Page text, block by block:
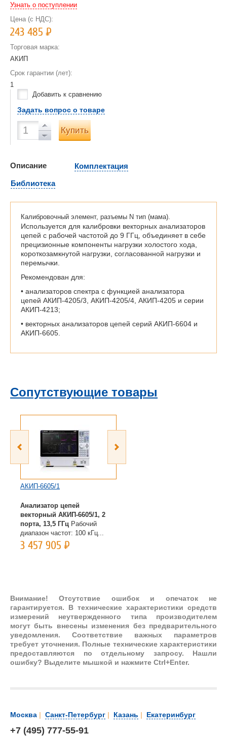
Узнать о поступлении
Цена (с НДС):
243 485Р
Торговая марка:
АКИП
Срок гарантии (лет):
1
Добавить к сравнению
Задать вопрос о товаре
Купить
Описание
Комплектация
Библиотека
Калибровочный элемент, разъемы N тип (мама).
Используется для калибровки векторных анализаторов
цепей с рабочей частотой до 9 ГГц, объединяет в себе
прецизионные компоненты нагрузки холостого хода,
короткозамкнутой нагрузки, согласованной нагрузки и
перемычки.
Рекомендован для:
• анализаторов спектра с функцией анализатора
цепей АКИП-4205/3, АКИП-4205/4, АКИП-4205 и серии
АКИП-4213;
• векторных анализаторов цепей серий АКИП-6604 и
АКИП-6605.
Сопутствующие товары
АКИП-6605/1
Анализатор цепей
векторный АКИП-6605/1, 2
порта, 13,5 ГГц Рабочий
диапазон частот: 100 кГц...
3 457 905Р
Внимание! Отсутствие ошибок и опечаток не
гарантируется. В технические характеристики средств
измерений неутвержденного типа производителем
могут быть внесены изменения без предварительного
уведомления. Соответствие важных параметров
требует уточнения. Полные технические характеристики
предоставляются по отдельному запросу. Нашли
ошибку? Выделите мышкой и нажмите Ctrl+Enter.
Москва | Санкт-Петербург | Казань | Екатеринбург
+7 (495) 777-55-91